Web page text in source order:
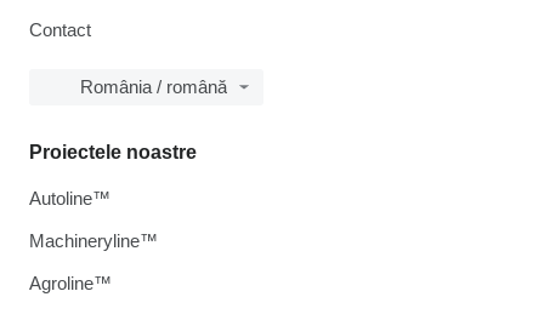
Contact
România / română
Proiectele noastre
Autoline™
Machineryline™
Agroline™